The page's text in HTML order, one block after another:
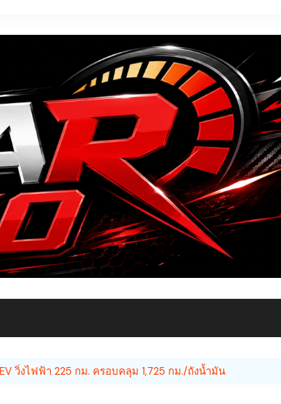
วิ่งไฟฟ้า 225 กม. ครอบคลุม 1,725 กม./ถังน้ำมัน